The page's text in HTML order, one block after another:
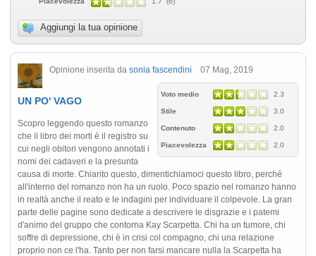
Aggiungi la tua opinione
Opinione inserita da sonia fascendini 07 Mag, 2019
Voto medio 2.3
Stile 3.0
Contenuto 2.0
Piacevolezza 2.0
UN PO' VAGO
Scopro leggendo questo romanzo
che il libro dei morti è il registro su
cui negli obitori vengono annotati i
nomi dei cadaveri e la presunta
causa di morte. Chiarito questo, dimentichiamoci questo libro, perché
all'interno del romanzo non ha un ruolo. Poco spazio nel romanzo hanno
in realtà anche il reato e le indagini per individuare il colpevole. La gran
parte delle pagine sono dedicate a descrivere le disgrazie e i patemi
d'animo del gruppo che contorna Kay Scarpetta. Chi ha un tumore, chi
soffre di depressione, chi è in crisi col compagno, chi una relazione
proprio non ce l'ha. Tanto per non farsi mancare nulla la Scarpetta ha